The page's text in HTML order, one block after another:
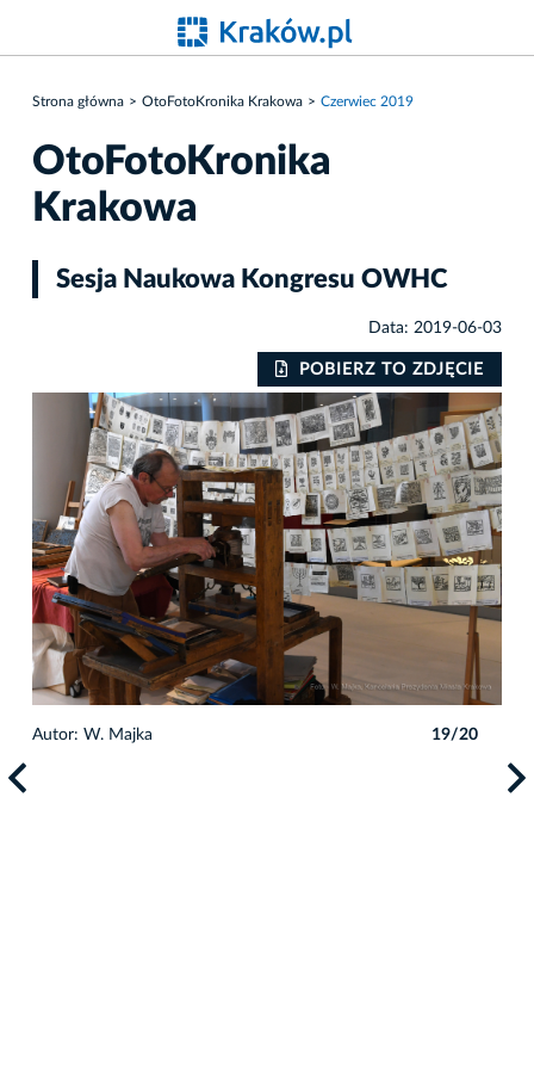
Strona główna OtoFotoKronika Krakowa Czerwiec 2019
OtoFotoKronika
Krakowa
Sesja Naukowa Kongresu OWHC
Data: 2019-06-03
POBIERZ TO ZDJĘCIE
Autor: W. Majka 19/20